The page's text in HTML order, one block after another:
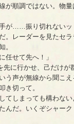
順調ではない。物量
が……振り切れないッ
。レーダーを見たセ
。
任せて先へ！」
に行かせ、己だけが
声が無線から聞こえ
き切って。
てしまっても構わない
んだ。いくぞシャー